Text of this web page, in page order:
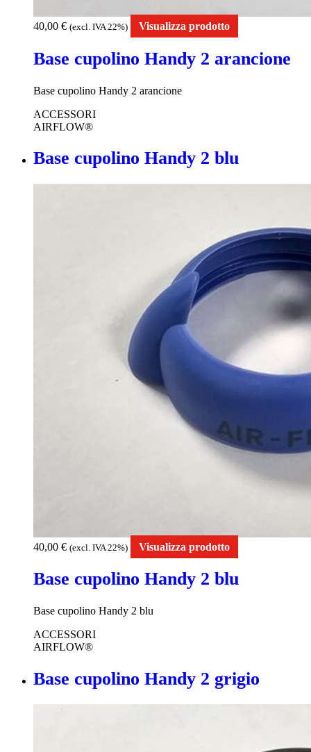
40,00 € (excl. IVA 22%) Visualizza prodotto
Base cupolino Handy 2 arancione
Base cupolino Handy 2 arancione
ACCESSORI
AIRFLOW®
Base cupolino Handy 2 blu
40,00 € (excl. IVA 22%) Visualizza prodotto
Base cupolino Handy 2 blu
Base cupolino Handy 2 blu
ACCESSORI
AIRFLOW®
Base cupolino Handy 2 grigio